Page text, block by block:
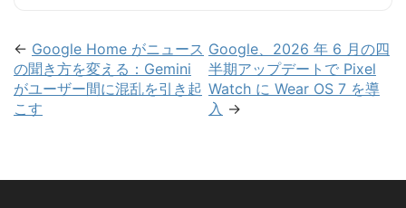
← Google Home がニュース
の聞き方を変える：Gemini
がユーザー間に混乱を引き起
こす
Google、2026 年 6 月の四
半期アップデートで Pixel
Watch に Wear OS 7 を導
入 →